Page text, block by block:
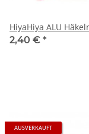
HiyaHiya ALU
2,40 € *
AUSVERKAUFT